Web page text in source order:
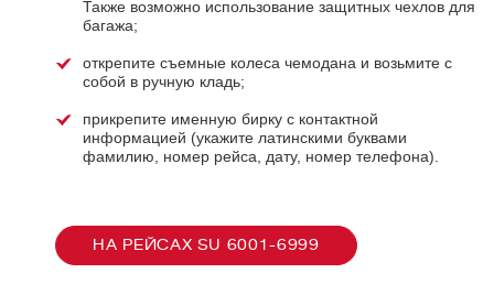
Также возможно использование защитных чехлов для
багажа;
открепите съемные колеса чемодана и возьмите с
собой в ручную кладь;
прикрепите именную бирку с контактной
информацией (укажите латинскими буквами
фамилию, номер рейса, дату, номер телефона).
НА РЕЙСАХ SU 6001-6999